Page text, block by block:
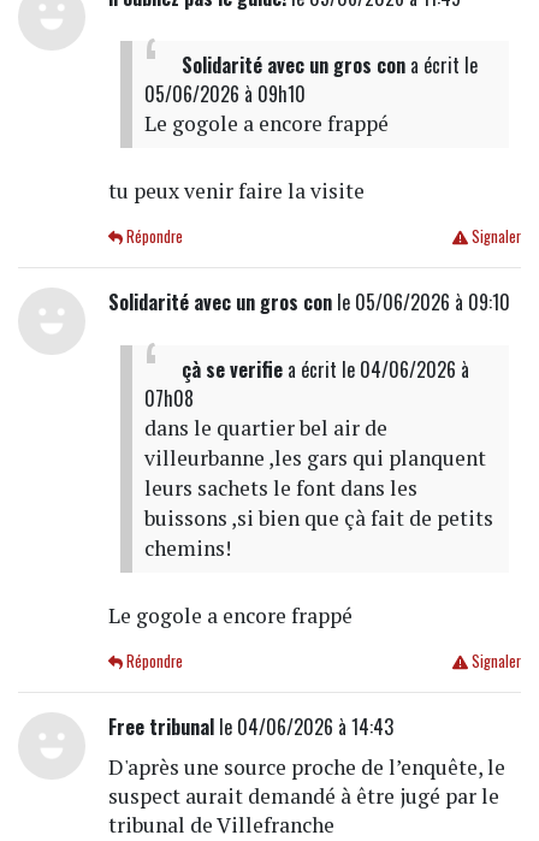
Solidarité avec un gros cona écrit le
05/06/2026 à 09h10
Le gogole a encore frappé
tu peux venir faire la visite
Signaler
Répondre
Solidarité avec un gros conle 05/06/2026 à 09:10
çà se verifiea écrit le 04/06/2026 à
07h08
dans le quartier bel air de
villeurbanne ,les gars qui planquent
leurs sachets le font dans les
buissons ,si bien que çà fait de petits
chemins!
Le gogole a encore frappé
Signaler
Répondre
Free tribunalle 04/06/2026 à 14:43
D'après une source proche de l’enquête, le
suspect aurait demandé à être jugé par le
tribunal de Villefranche